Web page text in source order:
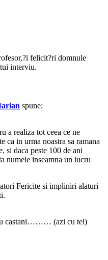
felicit?ri domnule
interviu.
spune:
a realiza tot ceea ce ne
ca in urma noastra sa ramana
si daca peste 100 de ani
numele inseamna un lucru
Fericite si impliniri alaturi
castani……… (azi cu tei)